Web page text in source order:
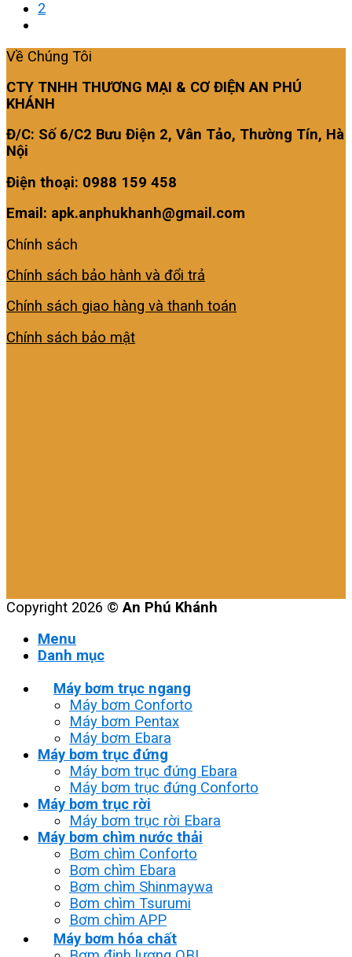
2
Về Chúng Tôi
CTY TNHH THƯƠNG MẠI & CƠ ĐIỆN AN PHÚ
KHÁNH
Đ/C: Số 6/C2 Bưu Điện 2, Vân Tảo, Thường Tín, Hà
Nội
Điện thoại: 0988 159 458
Email: apk.anphukhanh@gmail.com
Chính sách
Chính sách bảo hành và đổi trả
Chính sách giao hàng và thanh toán
Chính sách bảo mật
Copyright 2026 © An Phú Khánh
Menu
Danh mục
Máy bơm trục ngang
Máy bơm Conforto
Máy bơm Pentax
Máy bơm Ebara
Máy bơm trục đứng
Máy bơm trục đứng Ebara
Máy bơm trục đứng Conforto
Máy bơm trục rời
Máy bơm trục rời Ebara
Máy bơm chìm nước thải
Bơm chìm Conforto
Bơm chìm Ebara
Bơm chìm Shinmaywa
Bơm chìm Tsurumi
Bơm chìm APP
Máy bơm hóa chất